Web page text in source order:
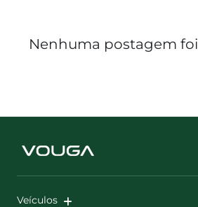
Nenhuma postagem
Veículos